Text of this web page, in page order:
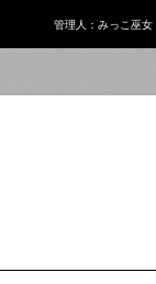
管理人：みっこ巫女